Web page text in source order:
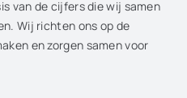
van de cijfers die wij samen
Wij richten ons op de
en zorgen samen voor